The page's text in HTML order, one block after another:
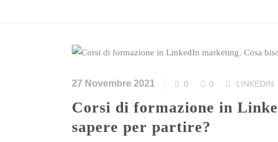
27 Novembre 2021 0 0 LINKEDIN
Corsi di formazione in LinkedIn marketing. Cosa bisogna
sapere per partire?